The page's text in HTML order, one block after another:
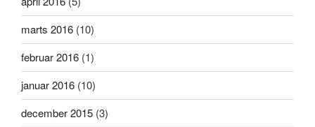
marts 2016 (10)
februar 2016 (1)
januar 2016 (10)
december 2015 (3)